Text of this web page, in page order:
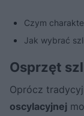
Czym
Jak wybrać
Osprzęt
Oprócz
oscylacyjnej